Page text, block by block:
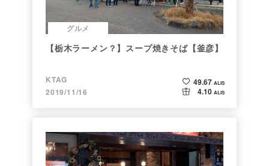
グルメ
【栃木ラーメン？】スープ焼きそば【釜彦】
KTAG
2019/11/16
49.67 ALIS
4.10 ALIS